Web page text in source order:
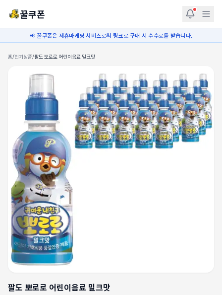
꿀쿠폰
📢 꿀쿠폰은 제휴마케팅 서비스로써 링크로 구매 시 수수료를 받습니다.
홈/인기상품/팔도 뽀로로 어린이음료 밀크맛
팔도 뽀로로 어린이음료 밀크맛